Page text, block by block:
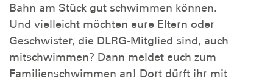
Bahn am Stück gut schwimmen können.
Und vielleicht möchten eure Eltern oder
Geschwister, die DLRG-Mitglied sind, auch
mitschwimmen? Dann meldet euch zum
Familienschwimmen an! Dort dürft ihr mit